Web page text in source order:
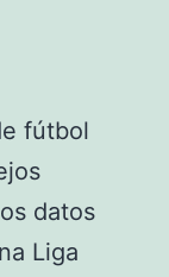
fútbol
datos
Liga